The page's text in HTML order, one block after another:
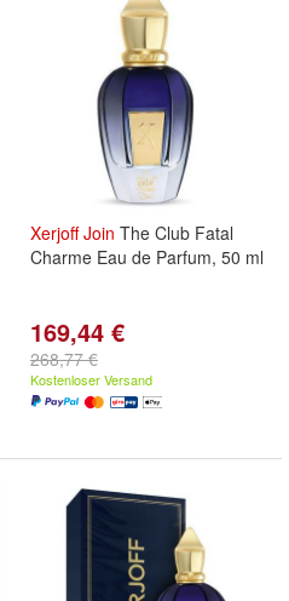
Xerjoff Join The Club Fatal
Charme Eau de Parfum, 50 ml
169,44 €
268,77 €
Kostenloser Versand